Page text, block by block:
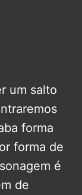
um salto
forma
forma de
é
de